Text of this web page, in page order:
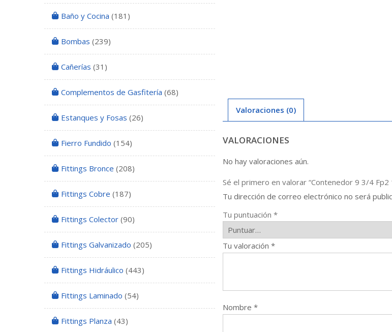
Valoraciones (0)
VALORACIONES
No hay valoraciones aún.
Sé el primero en valorar “Contenedor 9 3/4 Fp2
Tu dirección de correo electrónico no será
Tu puntuación *
Tu valoración *
Nombre *
Baño y Cocina (181)
Bombas (239)
Cañerías (31)
Complementos de Gasfitería (68)
Estanques y Fosas (26)
Fierro Fundido (154)
Fittings Bronce (208)
Fittings Cobre (187)
Fittings Colector (90)
Fittings Galvanizado (205)
Fittings Hidráulico (443)
Fittings Laminado (54)
Fittings Planza (43)